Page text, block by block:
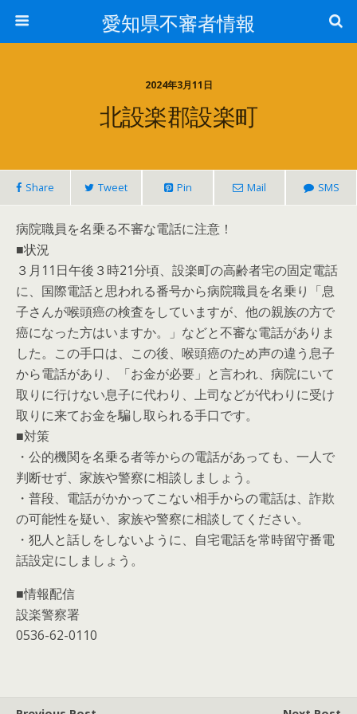
愛知県不審者情報
2024年3月11日
北設楽郡設楽町
Share Tweet Pin Mail SMS
病院職員を名乗る不審な電話に注意！
■状況
３月11日午後３時21分頃、設楽町の高齢者宅の固定電話
に、国際電話と思われる番号から病院職員を名乗り「息
子さんが喉頭癌の検査をしていますが、他の親族の方で
癌になった方はいますか。」などと不審な電話がありま
した。この手口は、この後、喉頭癌のため声の違う息子
から電話があり、「お金が必要」と言われ、病院にいて
取りに行けない息子に代わり、上司などが代わりに受け
取りに来てお金を騙し取られる手口です。
■対策
・公的機関を名乗る者等からの電話があっても、一人で
判断せず、家族や警察に相談しましょう。
・普段、電話がかかってこない相手からの電話は、詐欺
の可能性を疑い、家族や警察に相談してください。
・犯人と話しをしないように、自宅電話を常時留守番電
話設定にしましょう。
■情報配信
設楽警察署
0536-62-0110